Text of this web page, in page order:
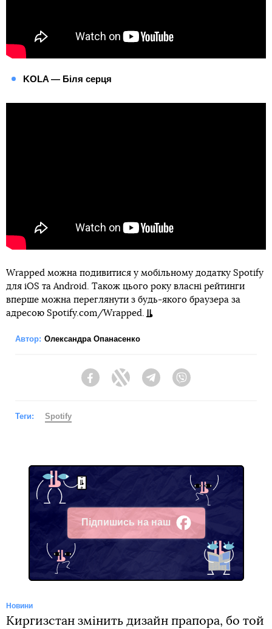
KOLA — Біля серця
Wrapped можна подивитися у мобільному додатку Spotify
для iOS та Android. Також цього року власні рейтинги
вперше можна переглянути з будь-якого браузера за
адресою Spotify.com/Wrapped.
Автор: Олександра Опанасенко
FacebookTwitter Telegram
Теги: Spotify
Підпишись на наш
Facebook
Новини
Киргизстан змінить дизайн прапора, бо той